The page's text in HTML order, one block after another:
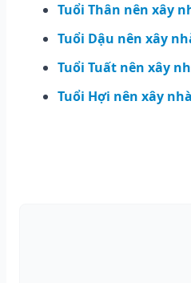
Tuổi Thân nên xây
Tuổi Dậu nên xây
Tuổi Tuất nên xây
Tuổi Hợi nên xây